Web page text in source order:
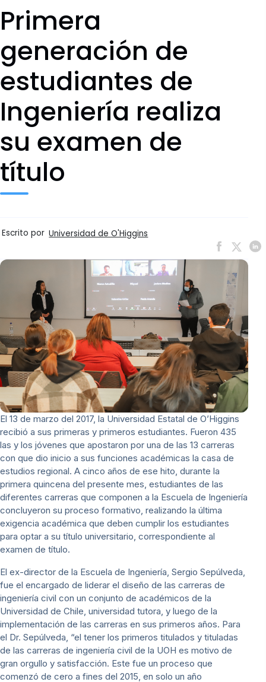
Primera
generación de
estudiantes de
Ingeniería realiza
su examen de
título
Escrito por Universidad de O'Higgins
El 13 de marzo del 2017, la Universidad Estatal de O’Higgins
recibió a sus primeras y primeros estudiantes. Fueron 435
las y los jóvenes que apostaron por una de las 13 carreras
con que dio inicio a sus funciones académicas la casa de
estudios regional. A cinco años de ese hito, durante la
primera quincena del presente mes, estudiantes de las
diferentes carreras que componen a la Escuela de Ingeniería
concluyeron su proceso formativo, realizando la última
exigencia académica que deben cumplir los estudiantes
para optar a su título universitario, correspondiente al
examen de título.
El ex-director de la Escuela de Ingeniería, Sergio Sepúlveda,
fue el encargado de liderar el diseño de las carreras de
ingeniería civil con un conjunto de académicos de la
Universidad de Chile, universidad tutora, y luego de la
implementación de las carreras en sus primeros años. Para
el Dr. Sepúlveda, “el tener los primeros titulados y tituladas
de las carreras de ingeniería civil de la UOH es motivo de
gran orgullo y satisfacción. Este fue un proceso que
comenzó de cero a fines del 2015, en solo un año